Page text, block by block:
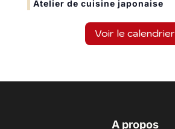
Atelier de cuisine japonaise
Voir le calendrier
A propos